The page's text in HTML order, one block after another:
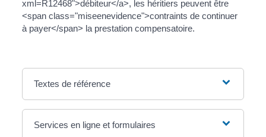
xml=R12468">débiteur</a>, les héritiers peuvent être
<span class="miseenevidence">contraints de continuer
à payer</span> la prestation compensatoire.
Textes de référence
Services en ligne et formulaires